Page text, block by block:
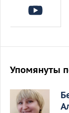
Упомянуты